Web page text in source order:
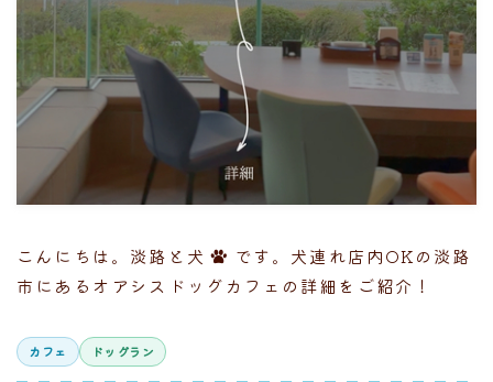
こんにちは。淡路と犬
です。犬連れ店内OKの淡路
市にあるオアシスドッグカフェの詳細をご紹介！
カフェ ドッグラン